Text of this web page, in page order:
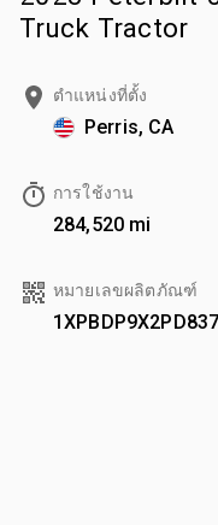
Truck Tractor
ตำแหน่งที่ตั้ง
Perris, CA
การใช้งาน
284,520 mi
หมายเลขผลิตภัณฑ์